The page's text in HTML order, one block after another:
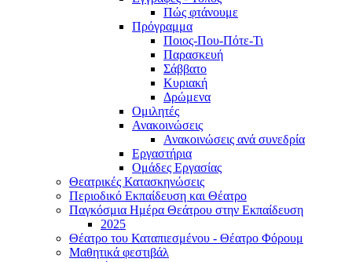
Πώς φτάνουμε
Πρόγραμμα
Ποιος-Που-Πότε-Τι
Παρασκευή
Σάββατο
Κυριακή
Δρώμενα
Ομιλητές
Ανακοινώσεις
Ανακοινώσεις ανά συνεδρία
Εργαστήρια
Ομάδες Εργασίας
Θεατρικές Κατασκηνώσεις
Περιοδικό Εκπαίδευση και Θέατρο
Παγκόσμια Ημέρα Θεάτρου στην Εκπαίδευση
2025
Θέατρο του Καταπιεσμένου - Θέατρο Φόρουμ
Μαθητικά φεστιβάλ